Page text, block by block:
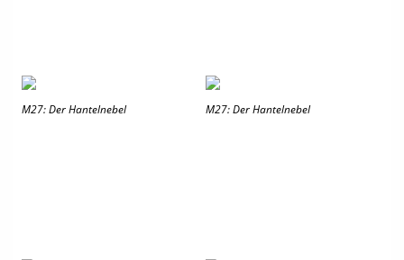
M27: Der Hantelnebel M27: Der Hantelnebel